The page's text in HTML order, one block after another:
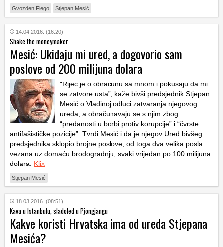
Gvozden Flego Stjepan Mesić
14.04.2016. (16:20)
Shake the moneymaker
Mesić: Ukidaju mi ured, a dogovorio sam
poslove od 200 milijuna dolara
“Riječ je o obračunu sa mnom i pokušaju da mi
se zatvore usta”, kaže bivši predsjednik Stjepan
Mesić o Vladinoj odluci zatvaranja njegovog
ureda, a obračunavaju se s njim zbog
“predanosti u borbi protiv korupcije” i “čvrste
antifašističke pozicije”. Tvrdi Mesić i da je njegov Ured bivšeg
predsjednika sklopio brojne poslove, od toga dva velika posla
vezana uz domaću brodogradnju, svaki vrijedan po 100 milijuna
dolara. Klix
Stjepan Mesić
18.03.2016. (08:51)
Kava u Istanbulu, sladoled u Pjongjangu
Kakve koristi Hrvatska ima od ureda Stjepana
Mesića?